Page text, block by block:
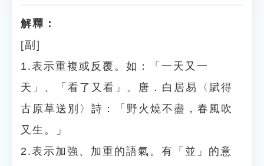
解釋：
[副]
1.表示重複或反覆。如：「一天又一
天」、「看了又看」。唐．白居易〈賦得
古原草送別〉詩：「野火燒不盡，春風吹
又生。」
2.表示加強、加重的語氣。有「並」的意